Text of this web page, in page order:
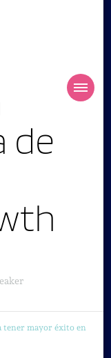
de
tener mayor éxito en